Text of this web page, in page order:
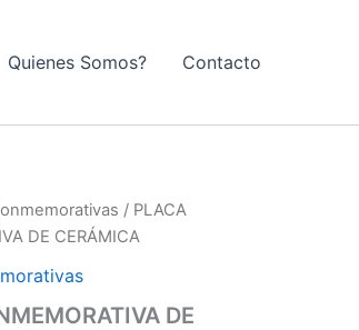
Quienes Somos? Contacto
/ PLACA
DE CERÁMICA
DE